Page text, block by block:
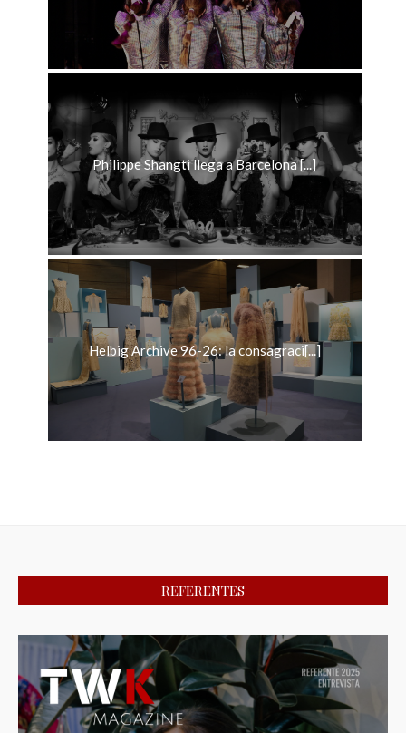
Philippe Shangti llega a Barcelona [...]
Helbig Archive 96-26: la consagraci[...]
REFERENTES